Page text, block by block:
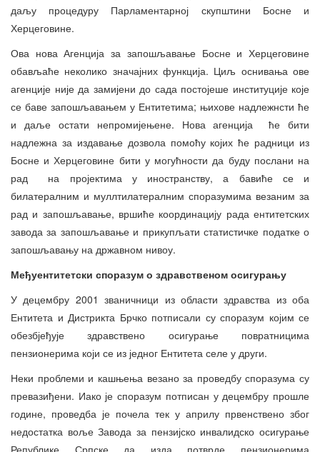
даљу процедуру Парламентарној скупштини Босне и
Херцеговине.
Ова нова Агенција за запошљавање Босне и Херцеговине
обављаће неколико значајних функција. Циљ оснивања ове
агенције није да замијени до сада постојеше институције које
се баве запошљавањем у Ентитетима; њихове надлежнсти ће
и даље остати непромијењене. Нова агенција ће бити
надлежна за издавање дозвола помоћу којих ће радници из
Босне и Херцеговине бити у могућности да буду послани на
рад на пројектима у иностранству, а бавиће се и
билатералним и муллтилатералним споразумима везаним за
рад и запошљавање, вршиће координацију рада ентитетских
завода за запошљавање и прикупљати статистичке податке о
запошљавању на државном нивоу.
Међуентитетски споразум о здравственом осигурању
У децембру 2001 званичници из области здравства из оба
Ентитета и Дистрикта Брчко потписали су споразум којим се
обезбјеђује здравствено осигурање повратницима
пензионерима који се из једног Ентитета селе у други.
Неки проблеми и кашњења везано за проведбу споразума су
превазиђени. Иако је споразум потписан у децембру прошле
године, проведба је почела тек у априлу првенствено због
недостатка воље Завода за пензијско инвалидско осигурање
Републике Српске да изда потврде пензионерима